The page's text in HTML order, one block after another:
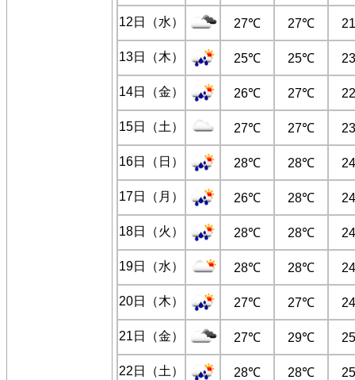
12日（水） 27℃ 27℃
13日（木） 25℃ 25℃
14日（金） 26℃ 27℃
15日（土） 27℃ 27℃
16日（日） 28℃ 28℃
17日（月） 26℃ 28℃
18日（火） 28℃ 28℃
19日（水） 28℃ 28℃
20日（木） 27℃ 27℃
21日（金） 27℃ 29℃
22日（土） 28℃ 28℃